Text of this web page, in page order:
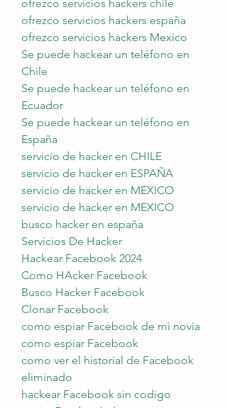
ofrezco servicios hackers chile
ofrezco servicios hackers españa
ofrezco servicios hackers Mexico
Se puede hackear un teléfono en
Chile
Se puede hackear un teléfono en
Ecuador
Se puede hackear un teléfono en
España
servicio de hacker en CHILE
servicio de hacker en ESPAÑA
servicio de hacker en MEXICO
servicio de hacker en MEXICO
busco hacker en españa
Servicios De Hacker
Hackear Facebook 2024
Como HAcker Facebook
Busco Hacker Facebook
Clonar Facebook
como espiar Facebook de mi novia
como espiar Facebook
como ver el historial de Facebook
eliminado
hackear Facebook sin codigo